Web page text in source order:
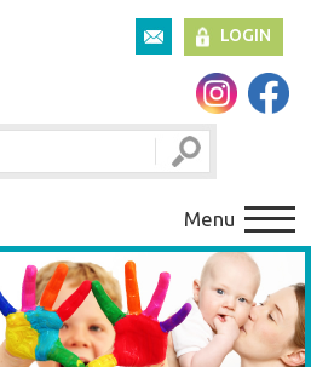
LOGIN
Menu